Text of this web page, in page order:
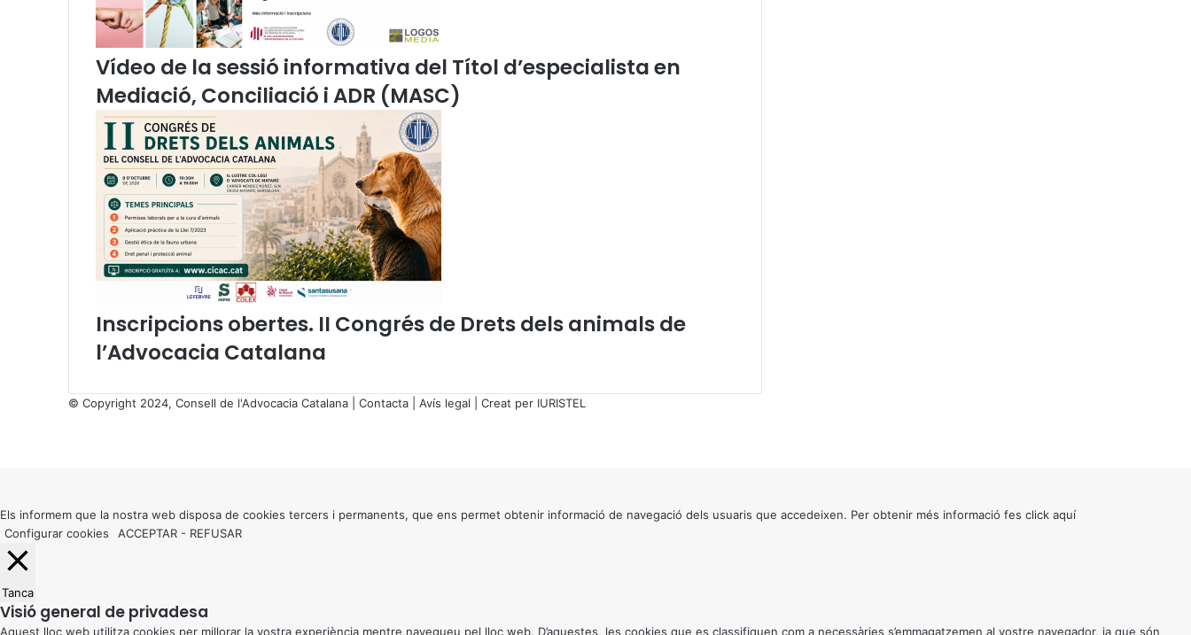
e
c
o
·
l
a
b
o
r
a
c
i
ó
a
e
l
v
l
s
Vídeo de la sessió informativa del Títol d’especialista en
Mediació, Conciliació i ADR (MASC)
Inscripcions obertes. II Congrés de Drets dels animals de
l’Advocacia Catalana
© Copyright 2024, Consell de l'Advocacia Catalana | Contacta Avís legal | Creat per IURISTEL
button
Els informem que la nostra web disposa de cookies tercers i permanents, que ens permet obtenir informació de navegació dels usuaris que accedeixen. Per obtenir més informació fes click aquí
Configurar cookies
ACCEPTAR - REFUSAR
Tanca
Visió general de privadesa
Aquest lloc web utilitza cookies per millorar la vostra experiència mentre navegueu pel lloc web. D’aquestes, les cookies que es classifiquen com a necessàries s’emmagatzemen al vostre navegador, ja que són